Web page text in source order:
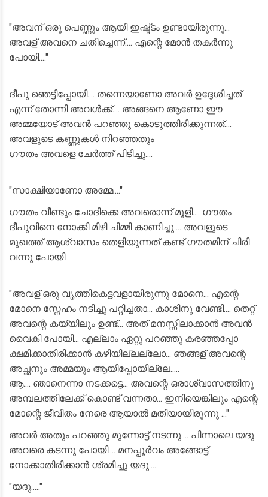
"അവന് ഒരു പെണ്ണും ആയി ഇഷ്ട്ടം ഉണ്ടായിരുന്നു...
അവള് അവനെ ചതിച്ചെന്ന്.... എന്റെ മോൻ തകർന്നു
പോയി...."
ദീപു ഞെട്ടിപ്പോയി.... തന്നെയാണോ അവർ ഉദ്ദേശിച്ചത്
എന്ന് തോന്നി അവൾക്ക്.... അങ്ങനെ ആണോ ഈ
അമ്മയോട് അവൻ പറഞ്ഞു കൊടുത്തിരിക്കുന്നത്....
അവളുടെ കണ്ണുകൾ നിറഞ്ഞതും
ഗൗതം അവളെ ചേർത്ത് പിടിച്ചു....
"സാക്ഷിയാണോ അമ്മേ...."
ഗൗതം വീണ്ടും ചോദിക്കെ അവരൊന്ന് മൂളി.... ഗൗതം
ദീപുവിനെ നോക്കി മിഴി ചിമ്മി കാണിച്ചു.... അവളുടെ
മുഖത്ത് ആശ്വാസം തെളിയുന്നത് കണ്ട് ഗൗതമിന് ചിരി
വന്നു പോയി..
"അവള് ഒരു വൃത്തികെട്ടവളായിരുന്നു മോനെ... എന്റെ
മോനെ സ്നേഹം നടിച്ചു പറ്റിച്ചതാ... കാശിനു വേണ്ടി.... തെറ്റ്
അവന്റെ കയ്യിലും ഉണ്ട്... അത്‌ മനസ്സിലാക്കാൻ അവൻ
വൈകി പോയി... എല്ലാം ഏറ്റു പറഞ്ഞു കരഞ്ഞപ്പോ
ക്ഷമിക്കാതിരിക്കാൻ കഴിയില്ലല്ലോ... ഞങ്ങള് അവന്റെ
അച്ഛനും അമ്മയും ആയിപ്പോയില്ലേ.....
ആ.... ഞാനെന്നാ നടക്കട്ടെ... അവന്റെ ഒരാശ്വാസത്തിനു
അമ്പലത്തിലേക്ക് കൊണ്ട് വന്നതാ... ഇനിയെങ്കിലും എന്റെ
മോന്റെ ജീവിതം നേരെ ആയാൽ മതിയായിരുന്നു ..."
അവർ അതും പറഞ്ഞു മുന്നോട്ട് നടന്നു.... പിന്നാലെ യദു
അവരെ കടന്നു പോയി.... മനപ്പൂർവം അങ്ങോട്ട്
നോക്കാതിരിക്കാൻ ശ്രമിച്ചു യദു....
"യദു....."